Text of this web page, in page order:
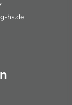
hs.de